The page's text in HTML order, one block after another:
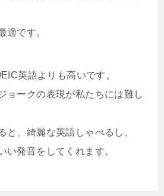
適です。
英語よりも高いです。
ョークの表現が私たちには難し
と、綺麗な英語しゃべるし、
い発音をしてくれます。